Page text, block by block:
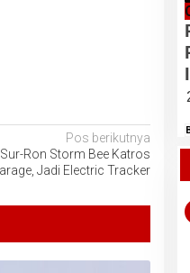
Pos berikutnya
Ron Storm Bee Katros
Jadi Electric Tracker